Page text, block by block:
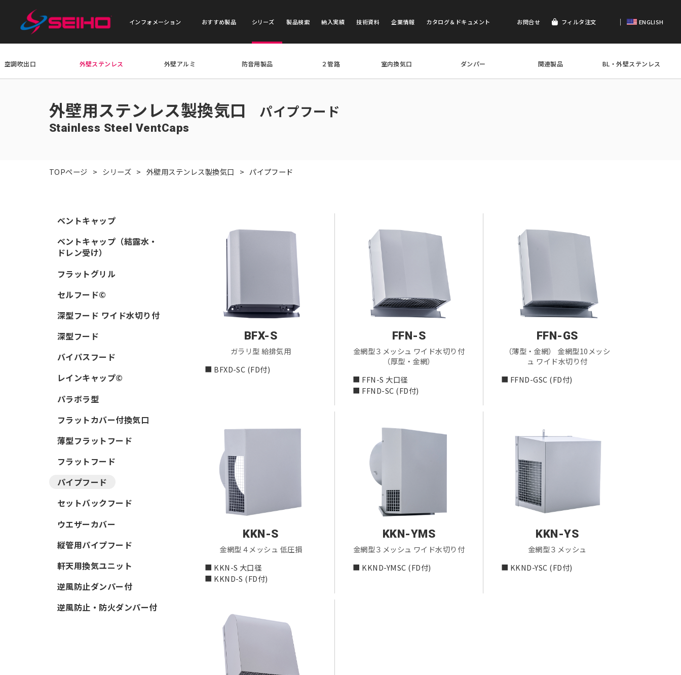
インフォメーション おすすめ製品 シリーズ 製品検索 納入実績 技術資料 企業情報 カタログ＆ドキュメント お問合せ フィルタ注文 ｜ ENGLISH
空調吹出口 外壁ステンレス 外壁アルミ 防音用製品 ２管路 室内換気口 ダンパー 関連製品 BL・外壁ステンレス
外壁用ステンレス製換気口 パイプフード
Stainless Steel VentCaps
TOPページ シリーズ 外壁用ステンレス製換気口 パイプフード
ベントキャップ
ベントキャップ（結露水・
ドレン受け）
フラットグリル
セルフード©
深型フード ワイド水切り付
深型フード
バイパスフード
レインキャップ©
パラボラ型
フラットカバー付換気口
薄型フラットフード
フラットフード
パイプフード
セットバックフード
ウエザーカバー
縦管用パイプフード
軒天用換気ユニット
逆風防止ダンパー付
逆風防止・防火ダンパー付
BFX-S
ガラリ型 給排気用
■ BFXD-SC (FD付)
FFN-S
金網型３メッシュ ワイド水切り付
（厚型・金網）
■ FFN-S 大口径
■ FFND-SC (FD付)
FFN-GS
（薄型・金網） 金網型10メッシ
ュ ワイド水切り付
■ FFND-GSC (FD付)
KKN-S
金網型４メッシュ 低圧損
■ KKN-S 大口径
■ KKND-S (FD付)
KKN-YMS
金網型３メッシュ ワイド水切り付
■ KKND-YMSC (FD付)
KKN-YS
金網型３メッシュ
■ KKND-YSC (FD付)